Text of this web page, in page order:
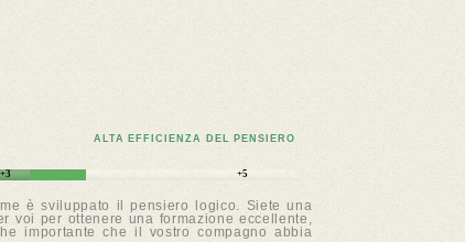
ALTA EFFICIENZA DEL PENSIERO
+3 +5
è sviluppato il pensiero logico. Siete una
voi per ottenere una formazione eccellente,
importante che il vostro compagno abbia